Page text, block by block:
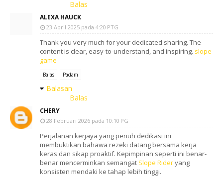
Balas
ALEXA HAUCK
23 April 2025 pada 4:20 PTG
Thank you very much for your dedicated sharing. The
content is clear, easy-to-understand, and inspiring. slope
game
Balas Padam
Balasan
Balas
CHERY
28 Februari 2026 pada 10:10 PG
Perjalanan kerjaya yang penuh dedikasi ini
membuktikan bahawa rezeki datang bersama kerja
keras dan sikap proaktif. Kepimpinan seperti ini benar-
benar mencerminkan semangat Slope Rideryang
konsisten mendaki ke tahap lebih tinggi.